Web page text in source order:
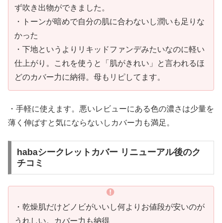
ず吹き出物ができました。
・トーンが暗めで自分の肌に合わないし潤いも足りな
かった
・下地というよりリキッドファンデみたいなのに軽い
仕上がり。これを使うと「肌がきれい」と言われるほ
どのカバー力に納得。母もリピしてます。
・手軽に使えます。悪いレビューにある色の濃さは少量を
薄く伸ばすと気にならないしカバー力も満足。
habaシークレットカバー リニューアル後のク
チコミ
・乾燥肌だけどノビがいいし何よりお値段が安いのが
うれしい。カバー力も納得